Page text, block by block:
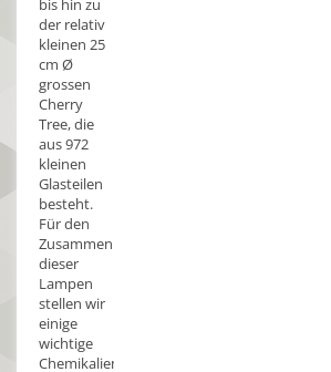
bis hin zu
der relativ
kleinen 25
cm Ø
grossen
Cherry
Tree, die
aus 972
kleinen
Glasteilen
besteht.
Für den
Zusammenbau
dieser
Lampen
stellen wir
einige
wichtige
Chemikalien